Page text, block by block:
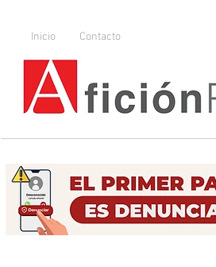
Inicio Contacto